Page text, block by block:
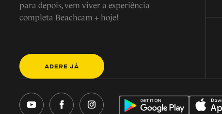
para depois, vem viver a experiência
completa Beachcam + hoje!
ADERE JÁ